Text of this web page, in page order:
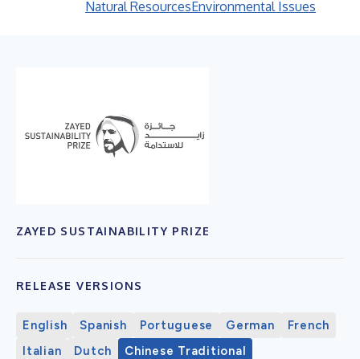
Natural ResourcesEnvironmental Issues
ZAYED SUSTAINABILITY PRIZE
RELEASE VERSIONS
English Spanish Portuguese German
French
Italian
Dutch
Chinese Traditional